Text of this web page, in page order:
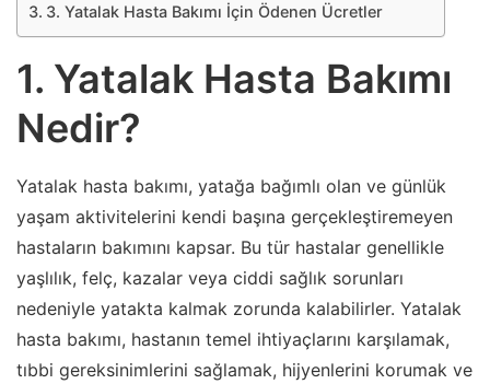
3. Yatalak Hasta Bakımı İçin Ödenen Ücretler
1. Yatalak Hasta Bakımı
Nedir?
Yatalak hasta bakımı, yatağa bağımlı olan ve günlük
yaşam aktivitelerini kendi başına gerçekleştiremeyen
hastaların bakımını kapsar. Bu tür hastalar genellikle
yaşlılık, felç, kazalar veya ciddi sağlık sorunları
nedeniyle yatakta kalmak zorunda kalabilirler. Yatalak
hasta bakımı, hastanın temel ihtiyaçlarını karşılamak,
tıbbi gereksinimlerini sağlamak, hijyenlerini korumak ve